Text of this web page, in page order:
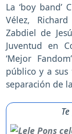
La ‘boy band’
Vélez,
Zabdiel de
Juventud en
‘Mejor
público y a
separación de